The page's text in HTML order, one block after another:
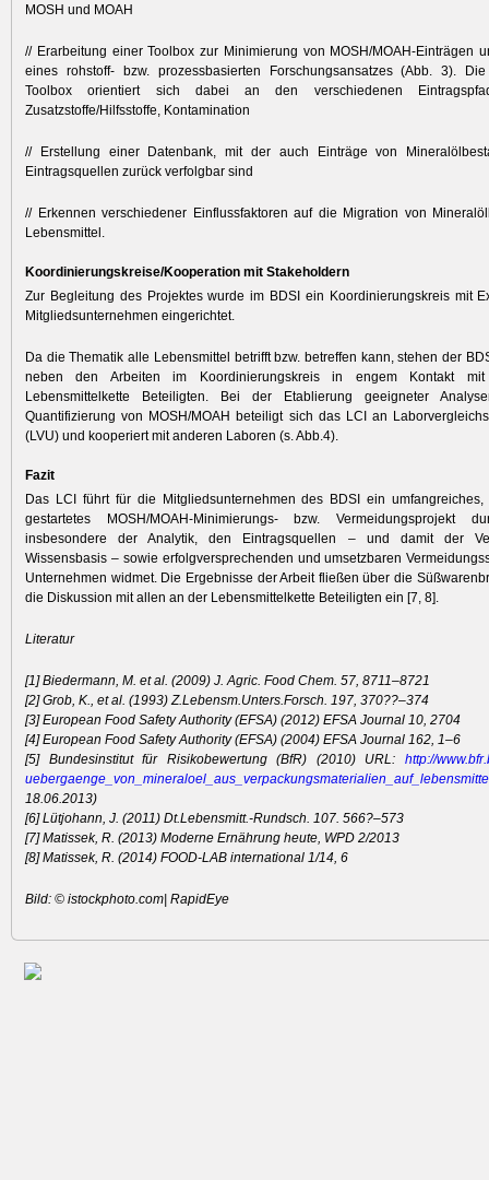
MOSH und MOAH
// Erarbeitung einer Toolbox zur Minimierung von MOSH/MOAH-Einträgen
eines rohstoff- bzw. prozessbasierten Forschungsansatzes (Abb. 3).
Toolbox orientiert sich dabei an den verschiedenen
Zusatzstoffe/Hilfsstoffe, Kontamination
// Erstellung einer Datenbank, mit der auch Einträge von
Eintragsquellen zurück verfolgbar sind
// Erkennen verschiedener Einflussfaktoren auf die Migration von
Lebensmittel.
Koordinierungskreise/Kooperation mit Stakeholdern
Zur Begleitung des Projektes wurde im BDSI ein Koordinierungskreis mit
Mitgliedsunternehmen eingerichtet.
Da die Thematik alle Lebensmittel betrifft bzw. betreffen kann, stehen der
neben den Arbeiten im Koordinierungskreis in engem Kontakt
Lebensmittelkette Beteiligten. Bei der Etablierung geeigneter
Quantifizierung von MOSH/MOAH beteiligt sich das LCI an
(LVU) und kooperiert mit anderen Laboren (s. Abb.4).
Fazit
Das LCI führt für die Mitgliedsunternehmen des BDSI ein
gestartetes MOSH/MOAH-Minimierungs- bzw. Vermeidungs­projekt
insbesondere der Analytik, den Eintragsquellen – und damit der
Wissensbasis – sowie erfolg­versprechenden und umsetzbaren
Unternehmen widmet. Die Ergebnisse der Arbeit fließen über die
die Diskussion mit allen an der Lebensmittelkette Beteiligten ein [7, 8].
Literatur
[1] Biedermann, M. et al. (2009) J. Agric. Food Chem. 57, 8711–8721
[2] Grob, K., et al. (1993) Z.Lebensm.Unters.Forsch. 197, 370??–374
[3] European Food Safety Authority (EFSA) (2012) EFSA Journal 10, 2704
[4] European Food Safety Authority (EFSA) (2004) EFSA Journal 162, 1–6
[5] Bundesinstitut für Risikobewertung (BfR) (2010) URL: http://
uebergaenge_von_mineraloel_aus _verpackungsmaterialien_auf_le
18.06.2013)
[6] Lütjohann, J. (2011) Dt.Lebensmitt.-Rundsch. 107. 566?–573
[7] Matissek, R. (2013) Moderne Ernährung heute, WPD 2/2013
[8] Matissek, R. (2014) FOOD-LAB international 1/14, 6
Bild: © istockphoto.com| RapidEye